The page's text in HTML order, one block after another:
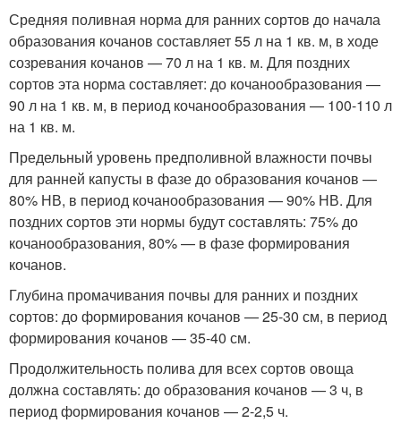
Средняя поливная норма для ранних сортов до начала
образования кочанов составляет 55 л на 1 кв. м, в ходе
созревания кочанов — 70 л на 1 кв. м. Для поздних
сортов эта норма составляет: до кочанообразования —
90 л на 1 кв. м, в период кочанообразования — 100-110 л
на 1 кв. м.
Предельный уровень предполивной влажности почвы
для ранней капусты в фазе до образования кочанов —
80% НВ, в период кочанообразования — 90% НВ. Для
поздних сортов эти нормы будут составлять: 75% до
кочанообразования, 80% — в фазе формирования
кочанов.
Глубина промачивания почвы для ранних и поздних
сортов: до формирования кочанов — 25-30 см, в период
формирования кочанов — 35-40 см.
Продолжительность полива для всех сортов овоща
должна составлять: до образования кочанов — 3 ч, в
период формирования кочанов — 2-2,5 ч.